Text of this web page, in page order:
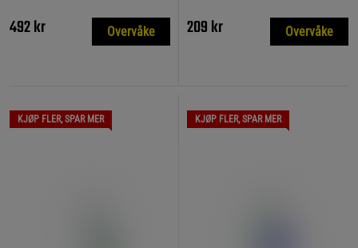
492 kr Overvåke 209 kr Overvåke
KJØP FLER, SPAR MER KJØP FLER, SPAR MER